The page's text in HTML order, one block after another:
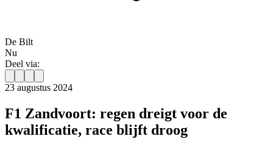
De Bilt
Nu
Deel via:
23 augustus 2024
F1 Zandvoort: regen dreigt voor de
kwalificatie, race blijft droog